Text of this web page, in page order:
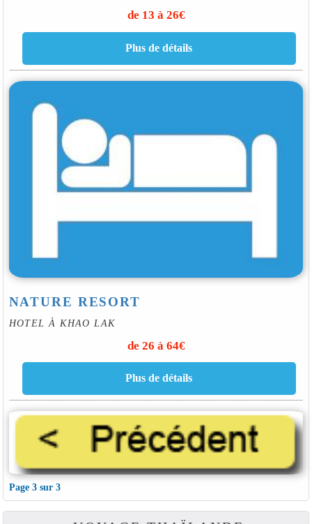
de 13 à 26€
NATURE RESORT
HOTEL À KHAO LAK
de 26 à 64€
Page 3 sur 3